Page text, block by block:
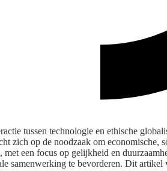
tussen technologie en ethische
zich op de noodzaak om economische,
met een focus op gelijkheid en
samenwerking te bevorderen. Dit